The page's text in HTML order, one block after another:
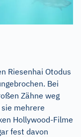
Riesenhai Otodus
Bei
Zähne weg
mehrere
Hollywood-Filme
fest davon